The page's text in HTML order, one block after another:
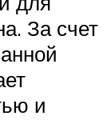
За счет
и